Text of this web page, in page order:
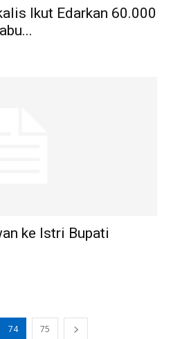
Ikut Edarkan 60.000
ke Istri Bupati
74 75